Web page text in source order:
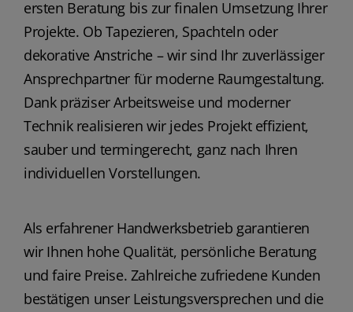
ersten Beratung bis zur finalen Umsetzung Ihrer
Projekte. Ob Tapezieren, Spachteln oder
dekorative Anstriche – wir sind Ihr zuverlässiger
Ansprechpartner für moderne Raumgestaltung.
Dank präziser Arbeitsweise und moderner
Technik realisieren wir jedes Projekt effizient,
sauber und termingerecht, ganz nach Ihren
individuellen Vorstellungen.
Als erfahrener Handwerksbetrieb garantieren
wir Ihnen hohe Qualität, persönliche Beratung
und faire Preise. Zahlreiche zufriedene Kunden
bestätigen unser Leistungsversprechen und die